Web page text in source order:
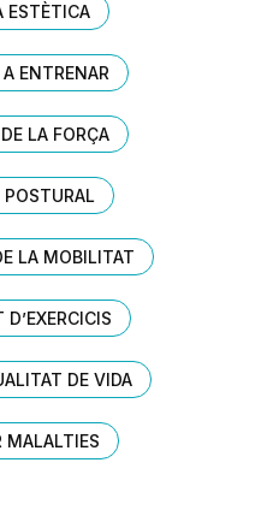
ESTÈTICA
ENTRENAR
LA FORÇA
LA MOBILITAT
D’EXERCICIS
DE VIDA
MALALTIES